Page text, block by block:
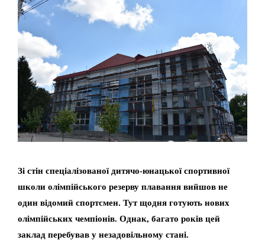
Зі стін спеціалізованої дитячо-юнацької спортивної
школи олімпійського резерву плавання вийшов не
один відомий спортсмен. Тут щодня готують нових
олімпійських чемпіонів. Однак, багато років цей
заклад перебував у незадовільному стані.